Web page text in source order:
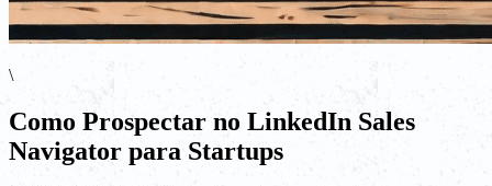
\
Como Prospectar no LinkedIn Sales
Navigator para Startups